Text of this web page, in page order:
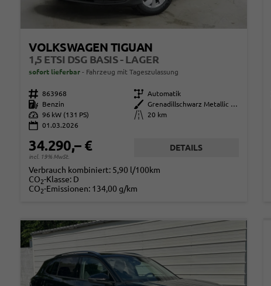
VOLKSWAGEN TIGUAN
1,5 ETSI DSG BASIS - LAGER
sofort lieferbar Fahrzeug mit Tageszulassung
Fahrzeugnr. 863968 Getriebe Automatik
Kraftstoff
Benzin Außenfarbe
Grenadillschwarz Metallic (0E)
Leistung 96 kW (131 PS) Kilometerstand
20 km
01.03.2026
34.290,– €
incl. 19% MwSt.
DETAILS
Verbrauch kombiniert: 5,90 l/100km
CO2-Klasse: D
CO2-Emissionen: 134,00 g/km